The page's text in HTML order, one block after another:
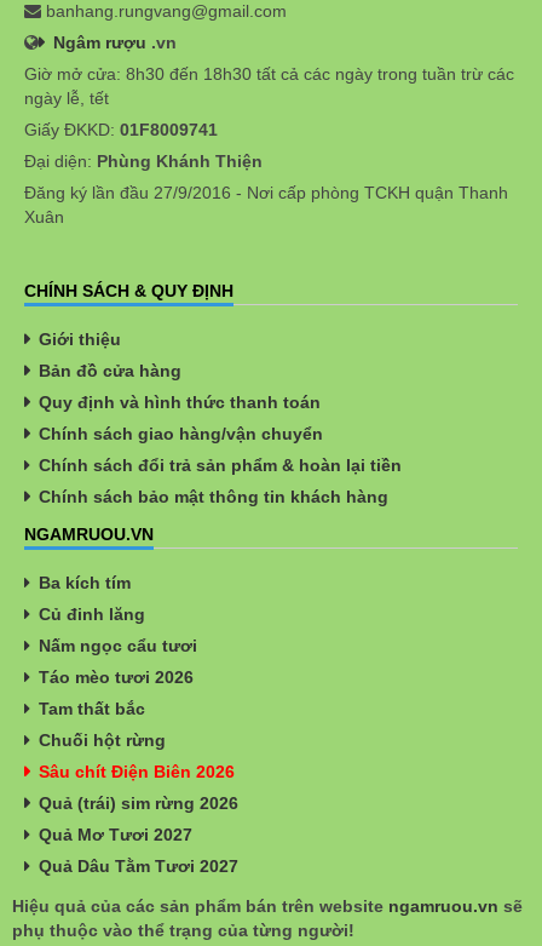
banhang.rungvang@gmail.com
Ngâm rượu .vn
Giờ mở cửa: 8h30 đến 18h30 tất cả các ngày trong tuần trừ các
ngày lễ, tết
Giấy ĐKKD: 01F8009741
Đại diện: Phùng Khánh Thiện
Đăng ký lần đầu 27/9/2016 - Nơi cấp phòng TCKH quận Thanh
Xuân
CHÍNH SÁCH & QUY ĐỊNH
Giới thiệu
Bản đồ cửa hàng
Quy định và hình thức thanh toán
Chính sách giao hàng/vận chuyển
Chính sách đổi trả sản phẩm & hoàn lại tiền
Chính sách bảo mật thông tin khách hàng
NGAMRUOU.VN
Ba kích tím
Củ đinh lăng
Nấm ngọc cẩu tươi
Táo mèo tươi 2026
Tam thất bắc
Chuối hột rừng
Sâu chít Điện Biên 2026
Quả (trái) sim rừng 2026
Quả Mơ Tươi 2027
Quả Dâu Tằm Tươi 2027
Hiệu quả của các sản phẩm bán trên website ngamruou.vn sẽ
phụ thuộc vào thể trạng của từng người!